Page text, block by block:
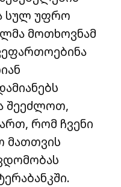
სულ უფრო
მოთხოვნამ
შეეძლოთ,
რომ ჩვენი
მათთვის